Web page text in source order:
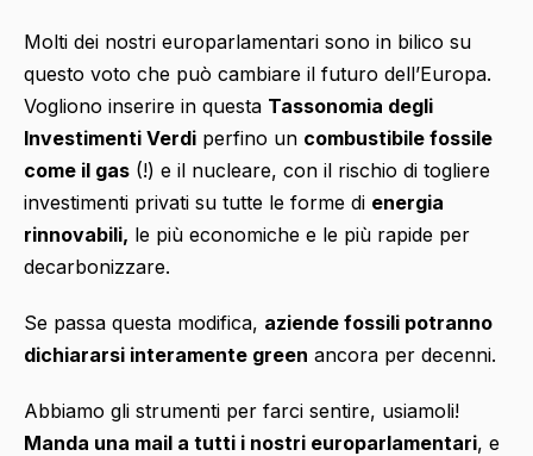
Molti dei nostri europarlamentari sono in bilico su
questo voto che può cambiare il futuro dell’Europa.
Vogliono inserire in questa Tassonomia degli
Investimenti Verdi perfino un combustibile fossile
come il gas (!) e il nucleare, con il rischio di togliere
investimenti privati su tutte le forme di energia
rinnovabili, le più economiche e le più rapide per
decarbonizzare.
Se passa questa modifica, aziende fossili potranno
dichiararsi interamente green ancora per decenni.
Abbiamo gli strumenti per farci sentire, usiamoli!
Manda una mail a tutti i nostri europarlamentari, e